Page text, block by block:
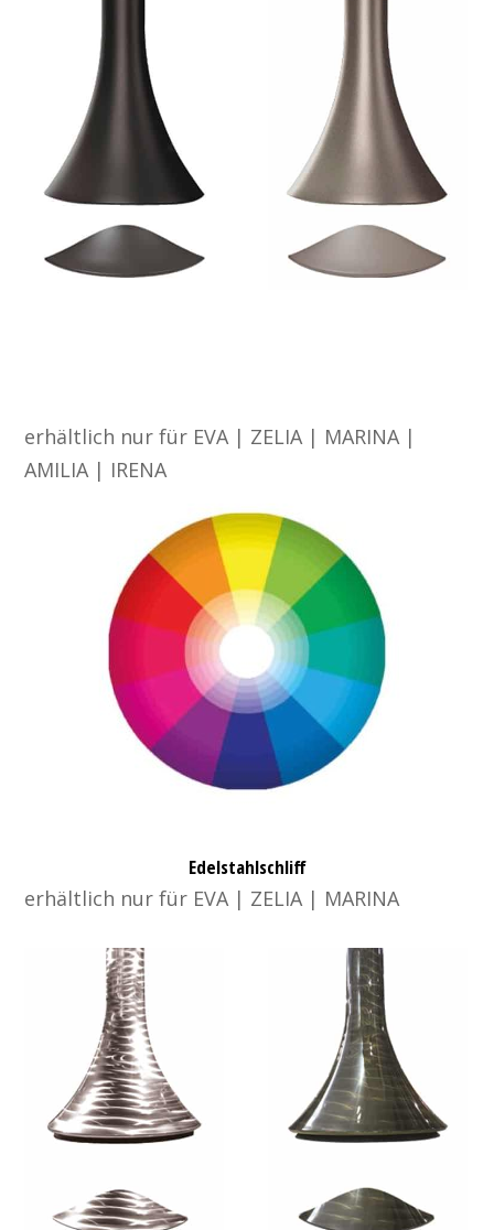
erhältlich nur für EVA | ZELIA | MARINA |
AMILIA | IRENA
Edelstahlschliff
erhältlich nur für EVA | ZELIA | MARINA